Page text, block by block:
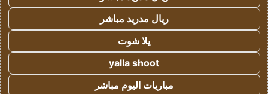
ريال مدريد مباشر
يلا شوت
yalla shoot
مباريات اليوم مباشر